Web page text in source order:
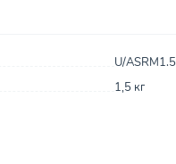
U/ASRM1.5
1,5 кг